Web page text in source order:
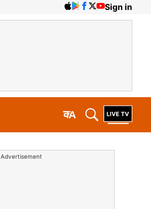
Sign in
A
क
Advertisement